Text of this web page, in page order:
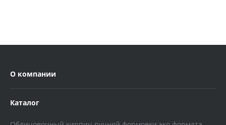
О компании
Каталог